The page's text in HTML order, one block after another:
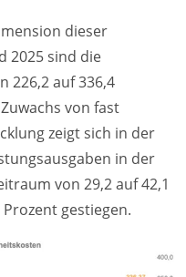
dieser
2025 sind die
226,2 auf 336,4
von fast
zeigt sich in der
in der
von 29,2 auf 42,1
gestiegen.